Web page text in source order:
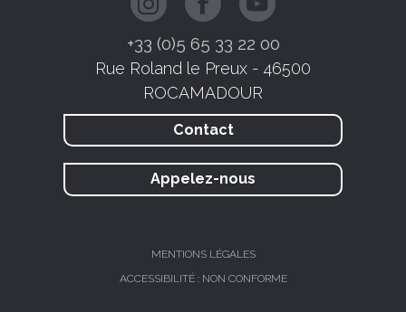
+33 (0)5 65 33 22 00
Rue Roland le Preux - 46500
ROCAMADOUR
Contact
Appelez-nous
MENTIONS LÉGALES
ACCESSIBILITÉ : NON CONFORME